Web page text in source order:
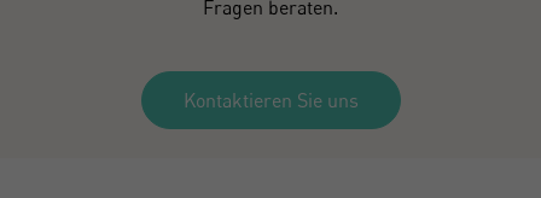
Fragen beraten.
Kontaktieren Sie uns